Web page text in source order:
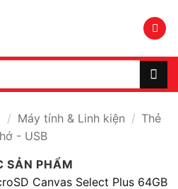
/ Máy tính & Linh kiện / Thẻ
- USB
SẢN PHẨM